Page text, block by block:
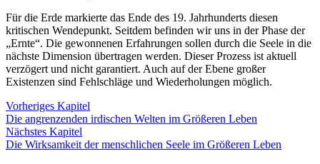
Für die Erde markierte das Ende des 19. Jahrhunderts diesen
kritischen Wendepunkt. Seitdem befinden wir uns in der Phase der
„Ernte“. Die gewonnenen Erfahrungen sollen durch die Seele in die
nächste Dimension übertragen werden. Dieser Prozess ist aktuell
verzögert und nicht garantiert. Auch auf der Ebene großer
Existenzen sind Fehlschläge und Wiederholungen möglich.
Vorheriges Kapitel
Die angrenzenden irdischen Welten im Größeren Leben
Nächstes Kapitel
Die Wirksamkeit der menschlichen Seele im Größeren Leben